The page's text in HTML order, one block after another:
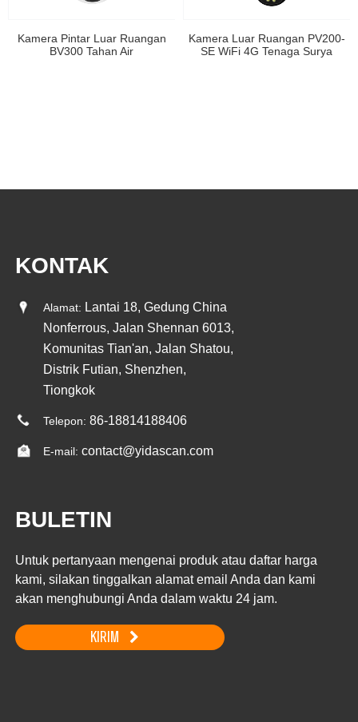
Kamera Pintar Luar Ruangan
BV300 Tahan Air
Kamera Luar Ruangan PV200-
SE WiFi 4G Tenaga Surya
KONTAK
Alamat: Lantai 18, Gedung China
Nonferrous, Jalan Shennan 6013,
Komunitas Tian'an, Jalan Shatou,
Distrik Futian, Shenzhen,
Tiongkok
Telepon: 86-18814188406
E-mail: contact@yidascan.com
BULETIN
Untuk pertanyaan mengenai produk atau daftar harga
kami, silakan tinggalkan alamat email Anda dan kami
akan menghubungi Anda dalam waktu 24 jam.
KIRIM